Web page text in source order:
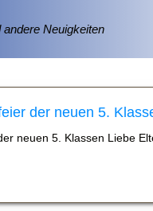
Neuigkeiten
der neuen 5.
neuen 5. Klassen Liebe